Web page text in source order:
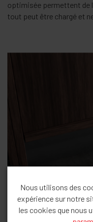
optimisée permettent de
tout peut être chargé et
Nous utilisons des
expérience sur notre
les cookies que nous